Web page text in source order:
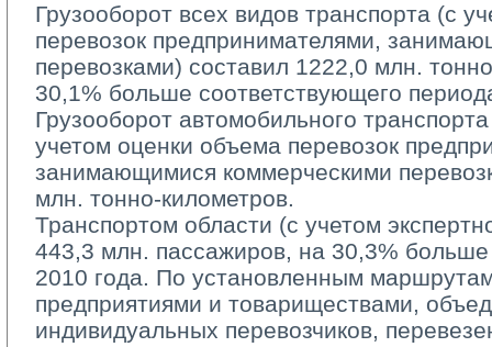
Грузооборот всех видов транспорта (с
перевозок предпринимателями,
перевозками) cоставил 1222,0 млн.
30,1% больше соответствующего
Грузооборот автомобильного
учетом оценки объема перевозок
занимающимися коммерческими
млн. тонно-километров.
Транспортом области (с учетом
443,3 млн. пассажиров, на 30,3% больше
2010 года. По установленным
предприятиями и товариществами,
индивидуальных перевозчиков,